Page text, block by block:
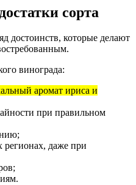
сорта
достоинств, которые делают
винограда:
аромат ириса и
при правильном
регионах, даже при